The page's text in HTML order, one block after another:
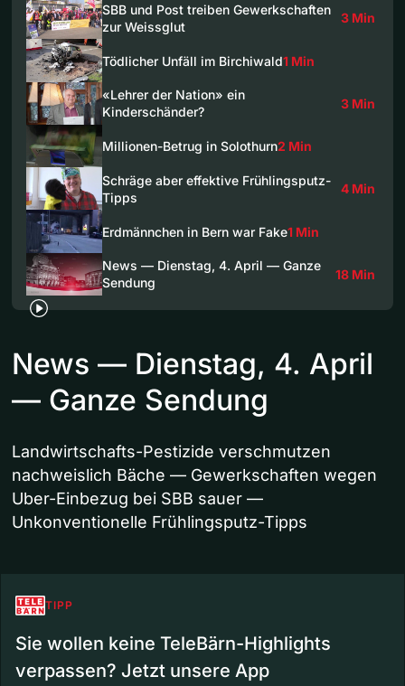
SBB und Post treiben Gewerkschaften
zur Weissglut
3 Min
Tödlicher Unfäll im Birchiwald1 Min
«Lehrer der Nation» ein
Kinderschänder?
3 Min
Millionen-Betrug in Solothurn2 Min
Schräge aber effektive Frühlingsputz-
Tipps
4 Min
Erdmännchen in Bern war Fake1 Min
News — Dienstag, 4. April — Ganze
Sendung
18 Min
News — Dienstag, 4. April
— Ganze Sendung
Landwirtschafts-Pestizide verschmutzen
nachweislich Bäche — Gewerkschaften wegen
Uber-Einbezug bei SBB sauer —
Unkonventionelle Frühlingsputz-Tipps
TIPP
Sie wollen keine TeleBärn-Highlights
verpassen? Jetzt unsere App